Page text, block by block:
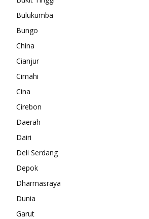
Bulukumba
Bungo
China
Cianjur
Cimahi
Cina
Cirebon
Daerah
Dairi
Deli Serdang
Depok
Dharmasraya
Dunia
Garut